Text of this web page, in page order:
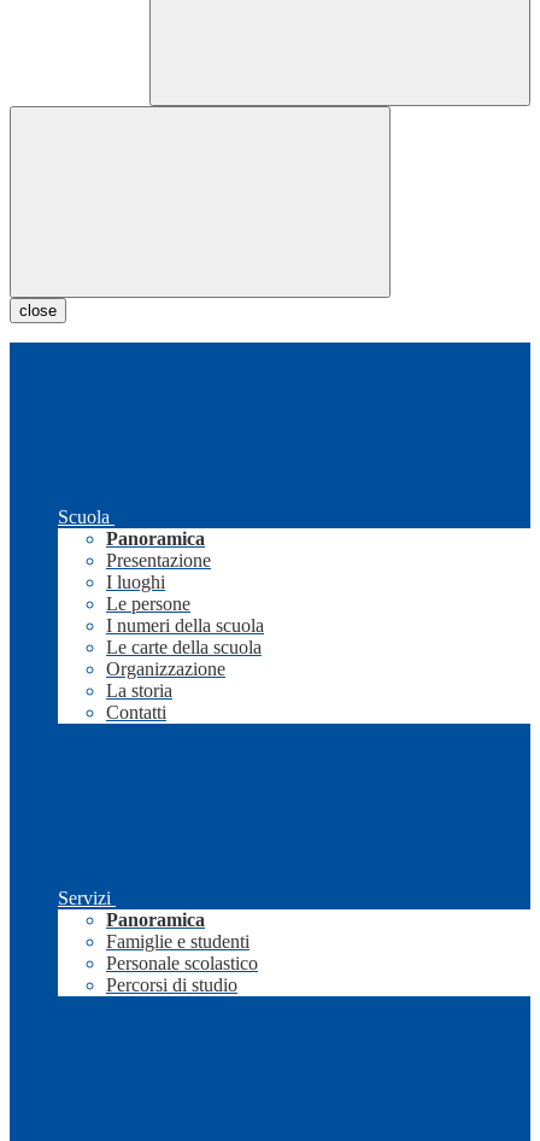
close
Scuola
Panoramica
Presentazione
I luoghi
Le persone
I numeri della scuola
Le carte della scuola
Organizzazione
La storia
Contatti
Servizi
Panoramica
Famiglie e studenti
Personale scolastico
Percorsi di studio